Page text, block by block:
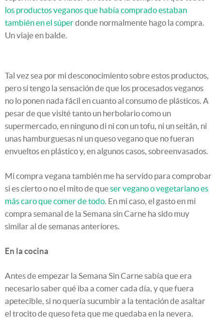
los productos veganos que había comprado estaban
también en el súperdonde normalmente hago la compra.
Un viaje en balde.
Tal vez sea por mi desconocimiento sobre estos productos,
pero sí tengo la sensación de que los procesados veganos
no lo ponen nada fácil en cuanto al consumo de plásticos. A
pesar de que visité tanto un herbolario como un
supermercado, en ninguno di ni con un tofu, ni un seitán, ni
unas hamburguesas ni un queso vegano que no fueran
envueltos en plástico y, en algunos casos, sobreenvasados.
Mi compra vegana también me ha servido para comprobar
si es cierto o no el mito de queser vegano o vegetariano es
más caro que comer de todo. En mi caso, el gasto en mi
compra semanal de la Semana sin Carne ha sido muy
similar al de semanas anteriores.
En la cocina
Antes de empezar la Semana Sin Carne sabía que era
necesario saber qué iba a comer cada día, y que fuera
apetecible, si no quería sucumbir a la tentación de asaltar
el trocito de queso feta que me quedaba en la nevera.